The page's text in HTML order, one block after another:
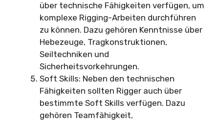
über technische Fähigkeiten verfügen, um
komplexe Rigging-Arbeiten durchführen
zu können. Dazu gehören Kenntnisse über
Hebezeuge, Tragkonstruktionen,
Seiltechniken und
Sicherheitsvorkehrungen.
Soft Skills: Neben den technischen
Fähigkeiten sollten Rigger auch über
bestimmte Soft Skills verfügen. Dazu
gehören Teamfähigkeit,